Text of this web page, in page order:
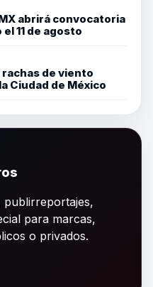
abrirá convocatoria
11 de agosto
de viento
Ciudad de México
publirreportajes,
para marcas,
o privados.